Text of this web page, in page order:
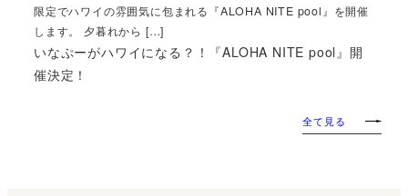
いなぷーがハワイになる？！『ALOHA NITE pool』開
催決定！
限定でハワイの雰囲気に包まれる『ALOHA NITE pool』を開催
します。 夕暮れから […]
全て見る